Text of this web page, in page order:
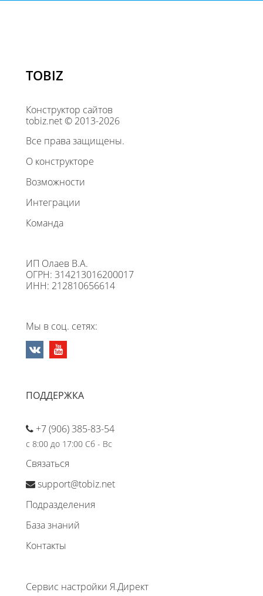
TOBIZ
Конструктор сайтов
tobiz.net © 2013-2026
Все права защищены.
О конструкторе
Возможности
Интеграции
Команда
ИП Олаев В.А.
ОГРН: 314213016200017
ИНН: 212810656614
Мы в соц. сетях:
ПОДДЕРЖКА
+7 (906) 385-83-54
с 8:00 до 17:00 Сб - Вс
Связаться
support@tobiz.net
Подразделения
База знаний
Контакты
Сервис настройки Я.Директ